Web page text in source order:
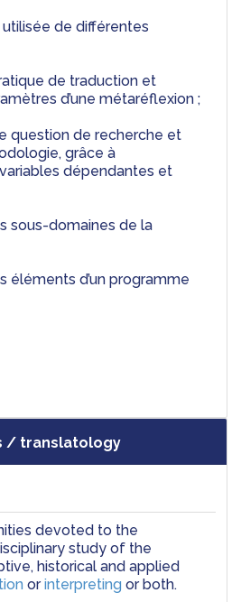
de différentes
de traduction et
d’une métaréflexion ;
question de recherche et
grâce à
dépendantes et
sous-domaines de la
éléments d’un programme
/ translatology
devoted to the
study of the
historical and applied
or interpreting or both.